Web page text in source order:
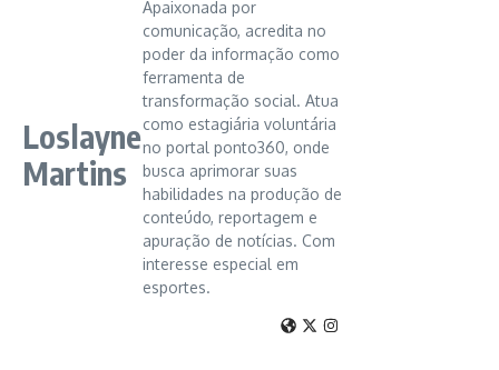
Loslayne
Martins
Apaixonada por
comunicação, acredita no
poder da informação como
ferramenta de
transformação social. Atua
como estagiária voluntária
no portal ponto360, onde
busca aprimorar suas
habilidades na produção de
conteúdo, reportagem e
apuração de notícias. Com
interesse especial em
esportes.